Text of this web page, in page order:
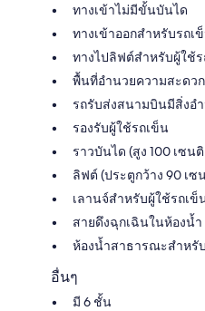
ทางเข้าไม่มีขั้นบันได
ทางเข้าออกสำหรับรถเ
ทางไปลิฟต์สำหรับผู้ใช้
พื้นที่อำนวยความสะดว
รถรับส่งสนามบินมีสิ่งอ
รองรับผู้ใช้รถเข็น
ราวบันได (สูง 100 เซน
ลิฟต์ (ประตูกว้าง 90 เซ
เลานจ์สำหรับผู้ใช้รถเข็
สายดึงฉุกเฉินในห้องน้ำ
ห้องน้ำสาธารณะสำหรั
อื่นๆ
มี 6 ชั้น